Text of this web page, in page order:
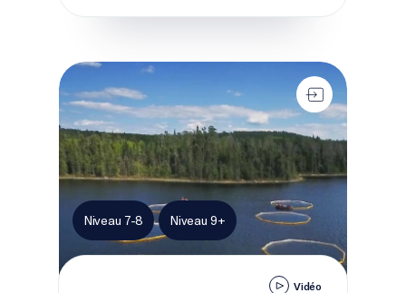
Entre le marteau et l'enclume
Niveau 7-8 Niveau 9+
Vidéo